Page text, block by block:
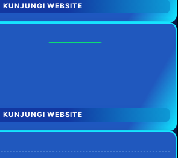
KUNJUNGI WEBSITE
KUNJUNGI WEBSITE